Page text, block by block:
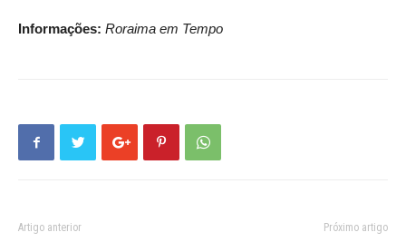
Informações: Roraima em Tempo
Artigo anterior Próximo artigo